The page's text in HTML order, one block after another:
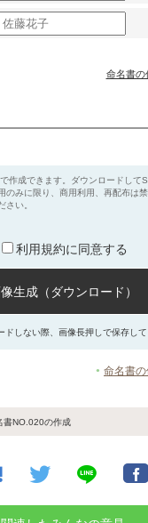
命名書の
作成できます。ダウンロードして
のみに限り、商用利用、再配布は
さい。
利用規約に同意する
生成（ダウンロード）
ドしない際、画像長押しで保存し
命名書
書NO.020の作成